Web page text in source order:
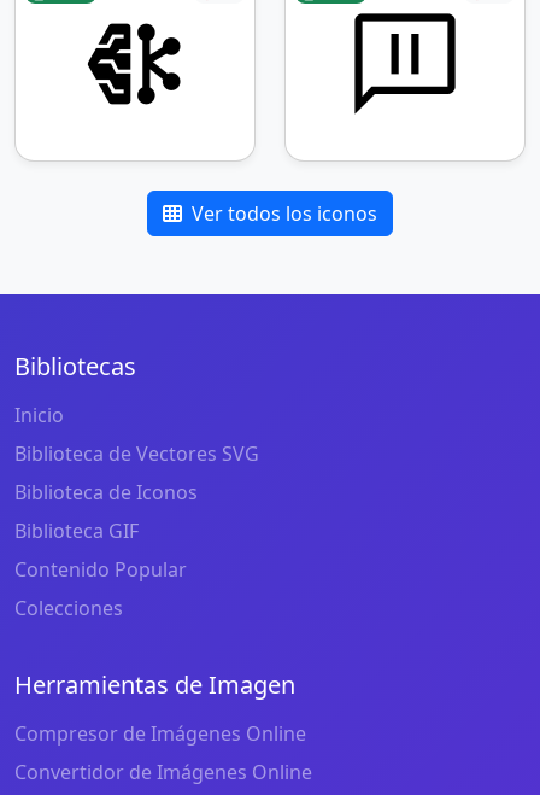
Ver todos los iconos
Bibliotecas
Inicio
Biblioteca de Vectores SVG
Biblioteca de Iconos
Biblioteca GIF
Contenido Popular
Colecciones
Herramientas de Imagen
Compresor de Imágenes Online
Convertidor de Imágenes Online